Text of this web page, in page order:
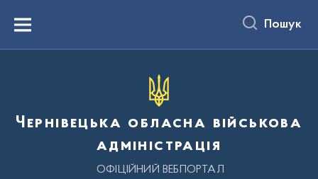
вмістуMenu Пошук
Чернівецька обласна військова
адміністрація
ОФІЦІЙНИЙ ВЕБПОРТАЛ